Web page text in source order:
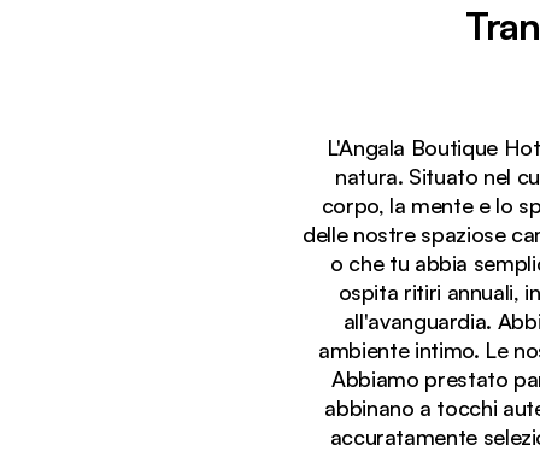
L'Angala Boutique
natura. Situato nel
corpo, la mente e lo
delle nostre spaziose
o che tu abbia
ospita ritiri annuali,
all'avanguardia.
ambiente intimo. Le
Abbiamo prestato
abbinano a tocchi
accuratamente